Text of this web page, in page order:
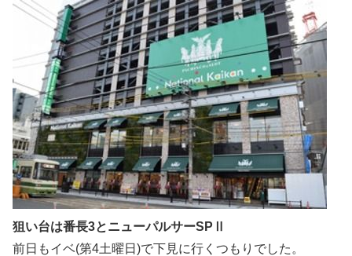
狙い台は番長3とニューパルサーSPⅡ
前日もイベ(第4土曜日)で下見に行くつもりでした。